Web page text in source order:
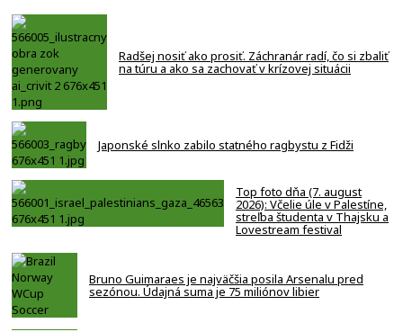
Radšej nosiť ako prosiť. Záchranár radí, čo si zbaliť
na túru a ako sa zachovať v krízovej situácii
Japonské slnko zabilo statného ragbystu z Fidži
Top foto dňa (7. august
2026): Včelie úle v Palestíne,
streľba študenta v Thajsku a
Lovestream festival
Bruno Guimaraes je najväčšia posila Arsenalu pred
sezónou. Údajná suma je 75 miliónov libier